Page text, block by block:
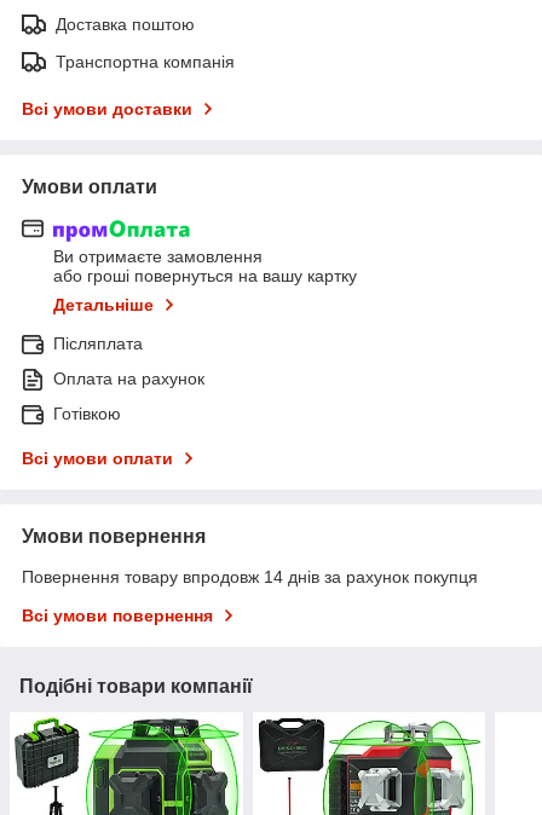
Доставка поштою
Транспортна компанія
Всі умови доставки
Умови оплати
Ви отримаєте замовлення
або гроші повернуться на вашу картку
Детальніше
Післяплата
Оплата на рахунок
Готівкою
Всі умови оплати
Умови повернення
Повернення товару впродовж 14 днів за рахунок покупця
Всі умови повернення
Подібні товари компанії